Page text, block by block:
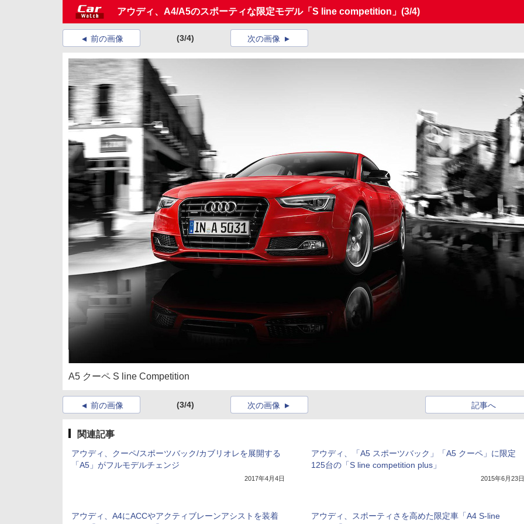
アウディ、A4/A5のスポーティな限定モデル「S line competition」 (3/4)
前の画像 (3/4) 次の画像
A5 クーペ S line Competition
前の画像 (3/4) 記事へ
次の画像
関連記事
アウディ、クーペ/スポーツバック/カブリオレを展開する
「A5」がフルモデルチェンジ
2017年4月4日
アウディ、「A5 スポーツバック」「A5 クーペ」に限定
125台の「S line competition plus」
2015年6月23日
アウディ、A4にACCやアクティブレーンアシストを装着
アウディ、スポーティさを高めた限定車「A4 S-line